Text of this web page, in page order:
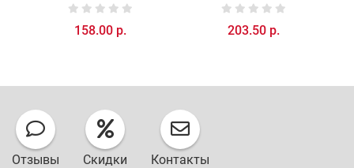
158.00 р. 203.50 р.
Отзывы Скидки Контакты